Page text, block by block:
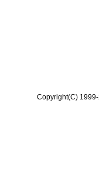
Copyright(C)